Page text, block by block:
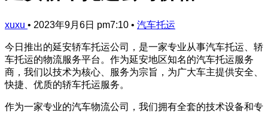
xuxu • 2023年9月6日 pm7:10 • 汽车托运
今日推出的延安轿车托运公司，是一家专业从事汽车托运、轿
车托运的物流服务平台。作为延安地区知名的汽车托运服务
商，我们以技术为核心、服务为宗旨，为广大车主提供安全、
快捷、优质的轿车托运服务。
作为一家专业的汽车物流公司，我们拥有全套的技术设备和专